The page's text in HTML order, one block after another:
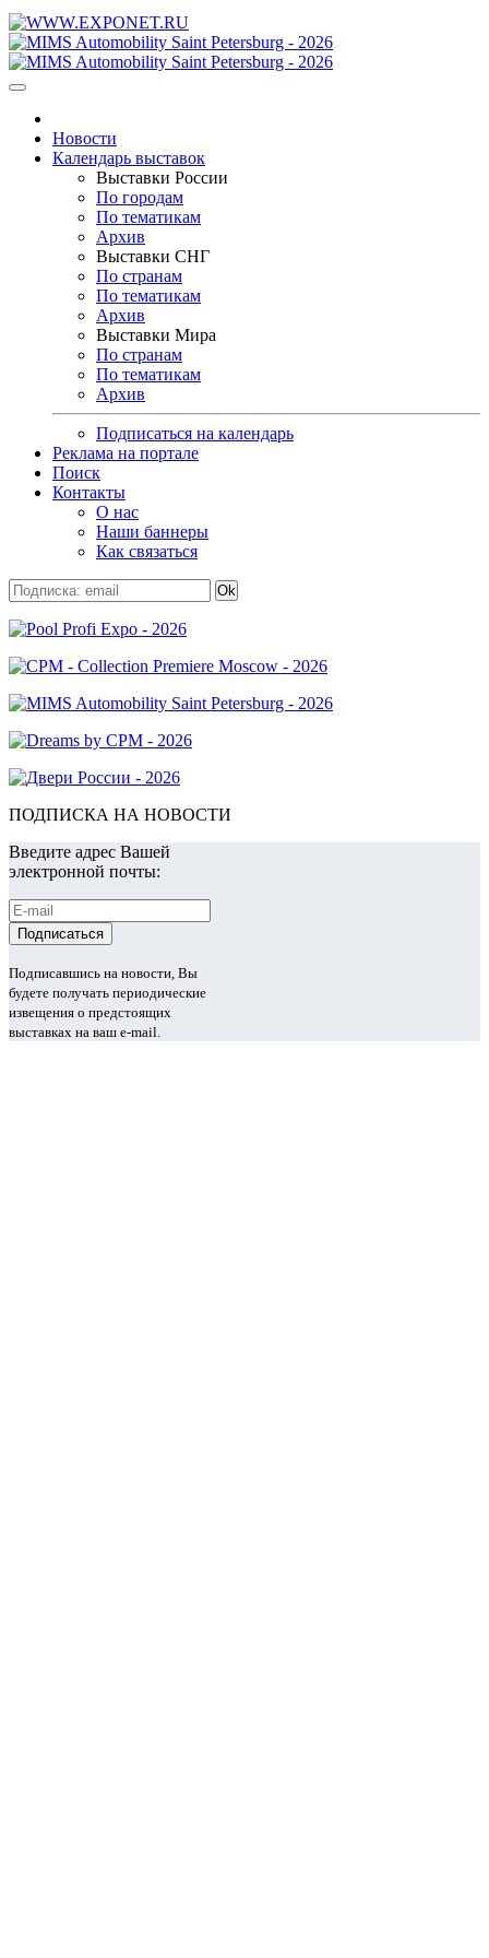
Новости
Календарь выставок
Выставки России
По городам
По тематикам
Архив
Выставки СНГ
По странам
По тематикам
Архив
Выставки Мира
По странам
По тематикам
Архив
Подписаться на календарь
Реклама на портале
Поиск
Контакты
О нас
Наши баннеры
Как связаться
ПОДПИСКА НА НОВОСТИ
Введите адрес Вашей
электронной почты:
Подписавшись на новости, Вы
будете получать периодические
извещения о предстоящих
выставках на ваш e-mail.